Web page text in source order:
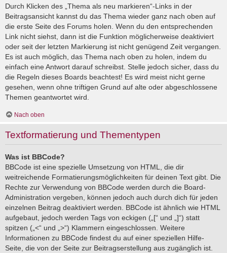
Durch Klicken des „Thema als neu markieren“-Links in der
Beitragsansicht kannst du das Thema wieder ganz nach oben auf
die erste Seite des Forums holen. Wenn du den entsprechenden
Link nicht siehst, dann ist die Funktion möglicherweise deaktiviert
oder seit der letzten Markierung ist nicht genügend Zeit vergangen.
Es ist auch möglich, das Thema nach oben zu holen, indem du
einfach eine Antwort darauf schreibst. Stelle jedoch sicher, dass du
die Regeln dieses Boards beachtest! Es wird meist nicht gerne
gesehen, wenn ohne triftigen Grund auf alte oder abgeschlossene
Themen geantwortet wird.
Nach oben
Textformatierung und Thementypen
Was ist BBCode?
BBCode ist eine spezielle Umsetzung von HTML, die dir
weitreichende Formatierungsmöglichkeiten für deinen Text gibt. Die
Rechte zur Verwendung von BBCode werden durch die Board-
Administration vergeben, können jedoch auch durch dich für jeden
einzelnen Beitrag deaktiviert werden. BBCode ist ähnlich wie HTML
aufgebaut, jedoch werden Tags von eckigen („[“ und „]“) statt
spitzen („<“ und „>“) Klammern eingeschlossen. Weitere
Informationen zu BBCode findest du auf einer speziellen Hilfe-
Seite, die von der Seite zur Beitragserstellung aus zugänglich ist.